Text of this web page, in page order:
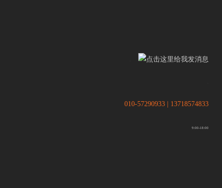
010-57290933 | 13718574833
9:00-18:00